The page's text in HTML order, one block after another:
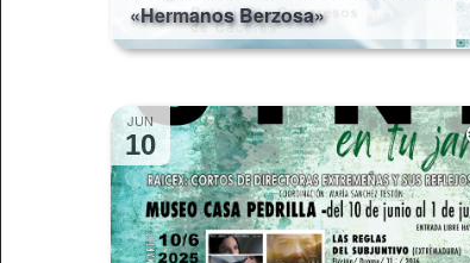
«Hermanos Berzosa»
JUN
10